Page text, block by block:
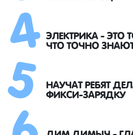
ЭЛЕКТРИКА - ЭТО
ЧТО ТОЧНО
НАУЧАТ РЕБЯТ
ФИКСИ-ЗАРЯДКУ